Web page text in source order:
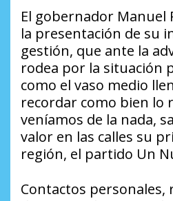
El gobernador Manuel
la presentación de su
gestión, que ante la
rodea por la situación
como el vaso medio
recordar como bien lo
veníamos de la nada,
valor en las calles su
región, el partido Un
Contactos personales,